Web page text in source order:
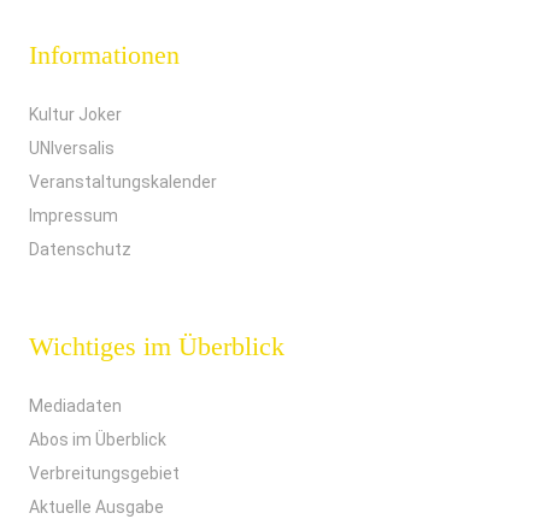
Informationen
Kultur Joker
UNIversalis
Veranstaltungskalender
Impressum
Datenschutz
Wichtiges im Überblick
Mediadaten
Abos im Überblick
Verbreitungsgebiet
Aktuelle Ausgabe